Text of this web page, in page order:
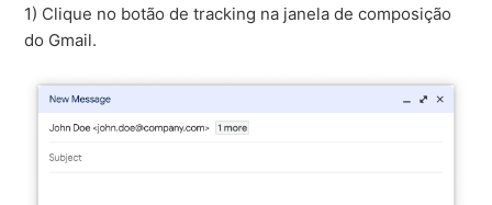
1) Clique no botão de tracking na janela de composição
do Gmail.